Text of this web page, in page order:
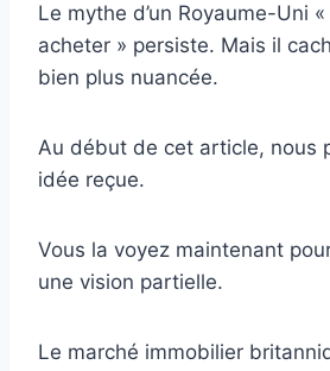
Le mythe d’un Royaume-Uni
acheter » persiste. Mais il
bien plus nuancée.
Au début de cet article, nous
idée reçue.
Vous la voyez maintenant
une vision partielle.
Le marché immobilier